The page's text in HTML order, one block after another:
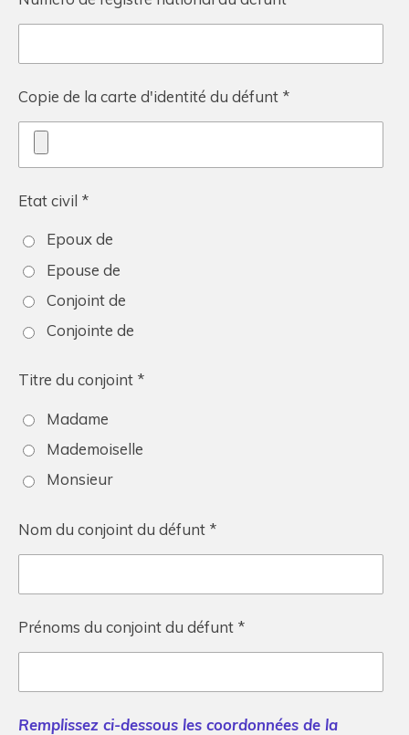
Copie de la carte d'identité du défunt *
Etat civil *
Epoux de
Epouse de
Conjoint de
Conjointe de
Titre du conjoint *
Madame
Mademoiselle
Monsieur
Nom du conjoint du défunt *
Prénoms du conjoint du défunt *
Remplissez ci-dessous les coordonnées de la